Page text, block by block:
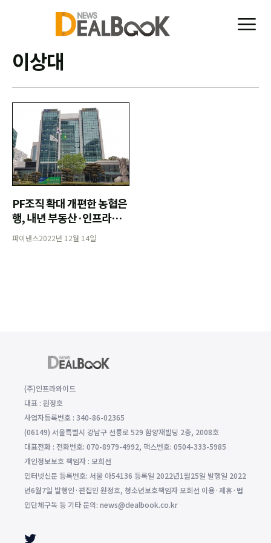
이상대
PF조직 확대 개편한 농협은
행, 내년 부동산·인프라시
장 새 바람 예고
파이낸스2022년 12월 14일
(주)인프라와이드
대표 : 원정호
사업자등록번호 : 340-86-02365
(06149) 서울특별시 강남구 선릉로 529 함양재빌딩 2층, 2008호
대표전화 : 전화번호: 070-8979-4992, 팩스번호: 0504-333-5985
개인정보보호 책임자 : 모희선
인터넷신문 등록번호: 서울 아54136 등록일 2022년1월25일 발행일 2022
년6월7일 발행인·편집인 원정호, 청소년보호책임자 모희선 이용·제휴·법
인단체구독 등 기타 문의: news@dealbook.co.kr